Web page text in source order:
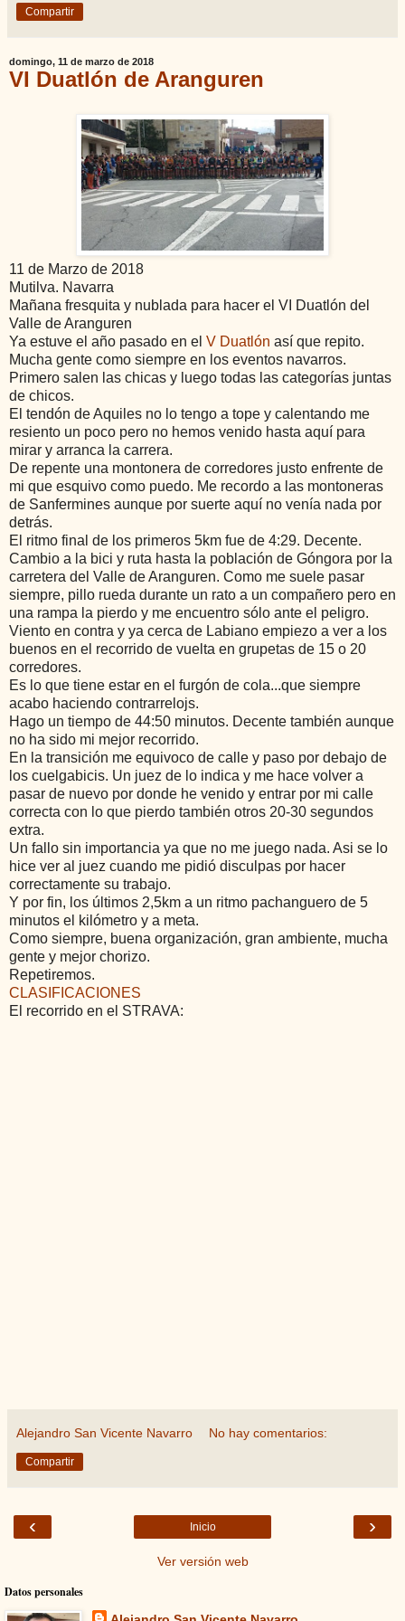
Compartir
domingo, 11 de marzo de 2018
VI Duatlón de Aranguren
11 de Marzo de 2018
Mutilva. Navarra
Mañana fresquita y nublada para hacer el VI Duatlón del
Valle de Aranguren
Ya estuve el año pasado en el V Duatlón así que repito.
Mucha gente como siempre en los eventos navarros.
Primero salen las chicas y luego todas las categorías juntas
de chicos.
El tendón de Aquiles no lo tengo a tope y calentando me
resiento un poco pero no hemos venido hasta aquí para
mirar y arranca la carrera.
De repente una montonera de corredores justo enfrente de
mi que esquivo como puedo. Me recordo a las montoneras
de Sanfermines aunque por suerte aquí no venía nada por
detrás.
El ritmo final de los primeros 5km fue de 4:29. Decente.
Cambio a la bici y ruta hasta la población de Góngora por la
carretera del Valle de Aranguren. Como me suele pasar
siempre, pillo rueda durante un rato a un compañero pero en
una rampa la pierdo y me encuentro sólo ante el peligro.
Viento en contra y ya cerca de Labiano empiezo a ver a los
buenos en el recorrido de vuelta en grupetas de 15 o 20
corredores.
Es lo que tiene estar en el furgón de cola...que siempre
acabo haciendo contrarrelojs.
Hago un tiempo de 44:50 minutos. Decente también aunque
no ha sido mi mejor recorrido.
En la transición me equivoco de calle y paso por debajo de
los cuelgabicis. Un juez de lo indica y me hace volver a
pasar de nuevo por donde he venido y entrar por mi calle
correcta con lo que pierdo también otros 20-30 segundos
extra.
Un fallo sin importancia ya que no me juego nada. Asi se lo
hice ver al juez cuando me pidió disculpas por hacer
correctamente su trabajo.
Y por fin, los últimos 2,5km a un ritmo pachanguero de 5
minutos el kilómetro y a meta.
Como siempre, buena organización, gran ambiente, mucha
gente y mejor chorizo.
Repetiremos.
CLASIFICACIONES
El recorrido en el STRAVA:
Alejandro San Vicente Navarro No hay comentarios:
Compartir
‹ ›
Inicio
Ver versión web
Datos personales